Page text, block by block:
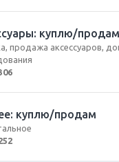
куплю/продам
продажа аксессуаров,
куплю/продам